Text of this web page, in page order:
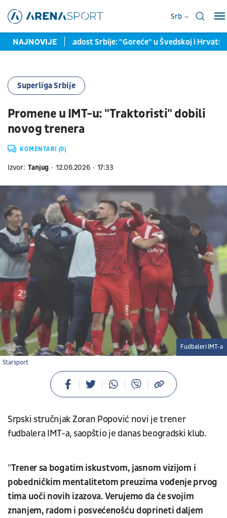
Srb
NAJNOVIJE
sportsku mladost Srbije: "Goreće" u Švedskoj i Hrvatskoj,
Superliga Srbije
Promene u IMT-u: "Traktoristi" dobili
novog trenera
KOMENTARI (0)
Izvor: Tanjug 12.06.2026 17:33
Starsport
Fudbaleri IMT-a
Srpski stručnjak Zoran Popović novi je trener
fudbalera IMT-a, saopštio je danas beogradski klub.
"Trener sa bogatim iskustvom, jasnom vizijom i
pobedničkim mentalitetom preuzima vođenje prvog
tima uoči novih izazova. Verujemo da će svojim
znanjem, radom i posvećenošću doprineti daljem